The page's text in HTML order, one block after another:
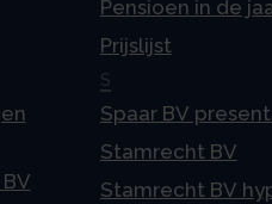
Pensioen in de
Prijslijst
S
Spaar BV
Stamrecht BV
Stamrecht BV